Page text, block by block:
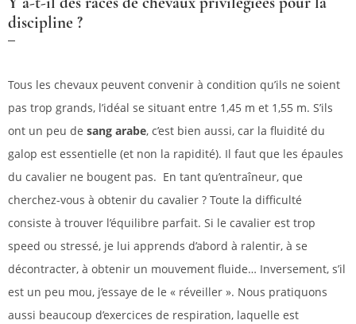
discipline ?
Tous les chevaux peuvent convenir à condition qu’ils ne soient
pas trop grands, l’idéal se situant entre 1,45 m et 1,55 m. S’ils
ont un peu de sang arabe, c’est bien aussi, car la fluidité du
galop est essentielle (et non la rapidité). Il faut que les épaules
du cavalier ne bougent pas. En tant qu’entraîneur, que
cherchez-vous à obtenir du cavalier ? Toute la difficulté
consiste à trouver l’équilibre parfait. Si le cavalier est trop
speed ou stressé, je lui apprends d’abord à ralentir, à se
décontracter, à obtenir un mouvement fluide… Inversement, s’il
est un peu mou, j’essaye de le « réveiller ». Nous pratiquons
aussi beaucoup d’exercices de respiration, laquelle est